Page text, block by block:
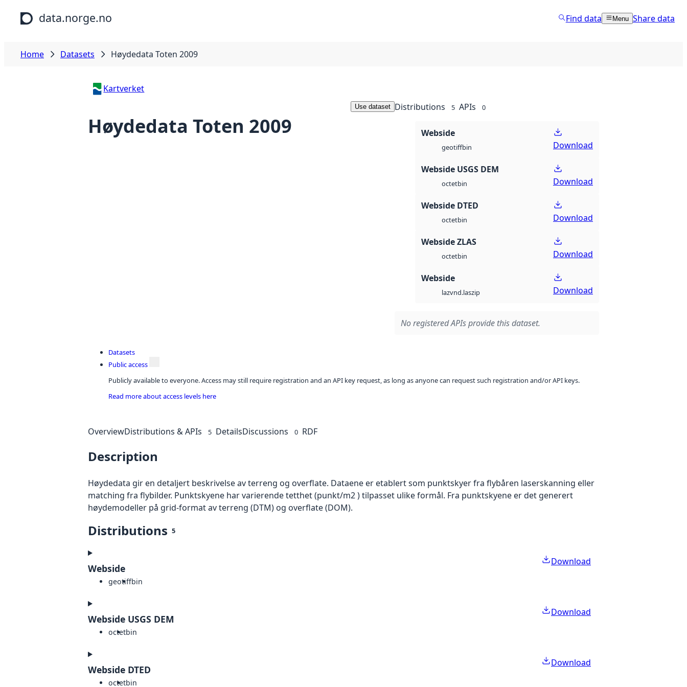
Skip to main content
data.norge.no Find data Menu Share data
Home Datasets Høydedata Toten 2009
Kartverket
Høydedata Toten 2009
Use dataset Distributions 5 APIs 0
Webside
geotiffbin Download
Webside USGS DEM
octetbin Download
Webside DTED
octetbin Download
Webside ZLAS
octetbin Download
Webside
lazvnd.laszip Download
No registered APIs provide this dataset.
Datasets
Public access
Publicly available to everyone. Access may still require registration and an API key request, as long as anyone can request such registration and/or API keys.
Read more about access levels here
OverviewDistributions & APIs 5 DetailsDiscussions 0 RDF
Description
Høydedata gir en detaljert beskrivelse av terreng og overflate. Dataene er etablert som punktskyer fra flybåren laserskanning eller
matching fra flybilder. Punktskyene har varierende tetthet (punkt/m2 ) tilpasset ulike formål. Fra punktskyene er det generert
høydemodeller på grid-format av terreng (DTM) og overflate (DOM).
Distributions 5
Webside
geotiffbin
Download
Webside USGS DEM
octetbin
Download
Webside DTED
octetbin
Download